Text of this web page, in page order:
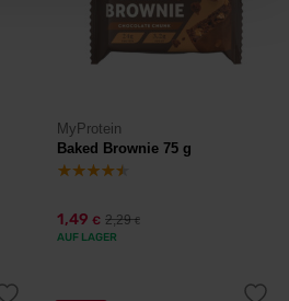
MyProtein
Baked Brownie 75 g
1,49 € 2,29€
AUF LAGER